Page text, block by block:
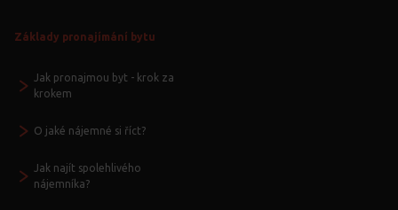
Základy pronajímání bytu
Jak pronajmou byt - krok za
krokem
O jaké nájemné si říct?
Jak najít spolehlivého
nájemníka?